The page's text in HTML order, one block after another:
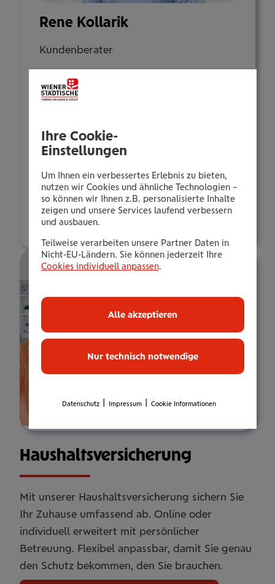
Rene Kollarik
Kundenberater
Thomas-Klestil-Platz 2
1030 Wien
Tel.:
+435035022792
Mobil:
+436646013922792
E-Mail:
r.kollarik@wienerstaedtische.at
Haus­halts­ver­si­che­rung
Mit unserer Haushaltsversicherung sichern Sie
Ihr Zuhause umfassend ab. Online oder
individuell erweitert mit persönlicher
Betreuung. Flexibel anpassbar, damit Sie genau
den Schutz bekommen, den Sie brauchen.
Ihre Cookie-
Einstellungen
Um Ihnen ein verbessertes Erlebnis zu bieten,
nutzen wir Cookies und ähnliche Technologien –
so können wir Ihnen z.B. personalisierte Inhalte
zeigen und unsere Services laufend verbessern
und ausbauen.
Teilweise verarbeiten unsere Partner Daten in
Nicht-EU-Ländern. Sie können jederzeit Ihre
Cookies individuell anpassen.
Nur technisch notwendige
Alle akzeptieren
Datenschutz Impressum Cookie Informationen